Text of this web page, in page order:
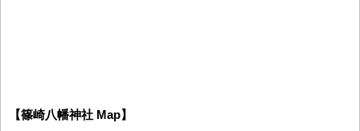
【篠崎八幡神社 Map】